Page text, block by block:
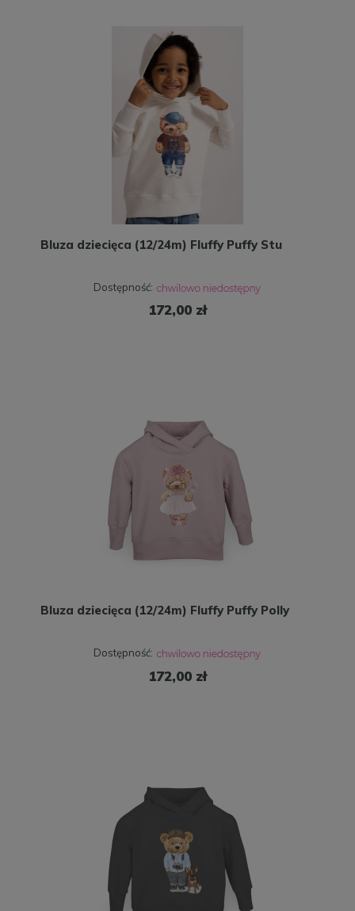
Bluza dziecięca (12/24m) Fluffy Puffy Stu
Dostępność:
172,00 zł
Bluza dziecięca (12/24m) Fluffy Puffy Polly
Dostępność:
172,00 zł